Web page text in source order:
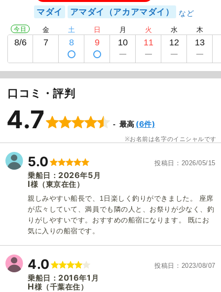
マダイ アマダイ（アカアマダイ）
今日
8/6
金
7
土
8
日
9
月
10
火
11
水
12
木
13
口コミ・評判
4.7 最高 (6件)
お名前は名字のイニシャルです
5.0 投稿日 2026/05/15
乗船日： 2026年5 月
I様 （東京在住）
親しみやすい船長で、1日楽しく釣りができました。 座席
が広々していて、満員でも隣の人と、お祭りが少なく、釣
りがしやすいです。おすすめの船宿になります。 既にお
気に入りの船宿です。
4.0 投稿日 2023/08/07
乗船日： 2016年1 月
H様 （千葉在住）